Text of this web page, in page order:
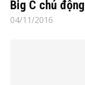
Big C chủ
04/11/2016